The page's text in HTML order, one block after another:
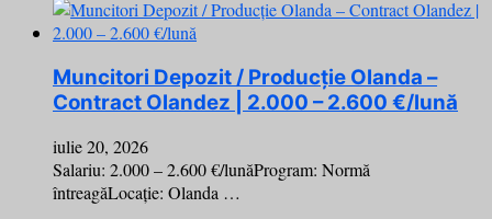
Muncitori Depozit / Producție Olanda –
Contract Olandez | 2.000 – 2.600 €/lună
iulie 20, 2026
Salariu: 2.000 – 2.600 €/lunăProgram: Normă
întreagăLocație: Olanda …